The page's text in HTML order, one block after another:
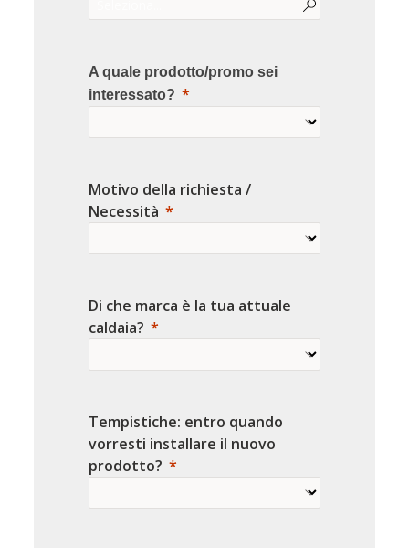
A quale prodotto/promo sei
interessato?
Motivo della richiesta /
Necessità
Di che marca è la tua attuale
caldaia?
Tempistiche: entro quando
vorresti installare il nuovo
prodotto?